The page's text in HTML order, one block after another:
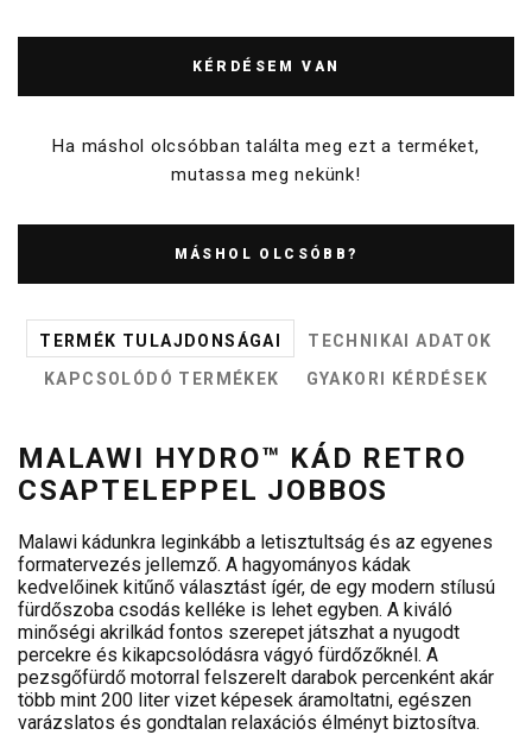
KÉRDÉSEM VAN
Ha máshol olcsóbban találta meg ezt a terméket,
mutassa meg nekünk!
MÁSHOL OLCSÓBB?
TERMÉK TULAJDONSÁGAI
TECHNIKAI ADATOK
KAPCSOLÓDÓ TERMÉKEK
GYAKORI KÉRDÉSEK
MALAWI HYDRO™ KÁD RETRO
CSAPTELEPPEL JOBBOS
Malawi kádunkra leginkább a letisztultság és az egyenes
formatervezés jellemző. A hagyományos kádak
kedvelőinek kitűnő választást ígér, de egy modern stílusú
fürdőszoba csodás kelléke is lehet egyben. A kiváló
minőségi akrilkád fontos szerepet játszhat a nyugodt
percekre és kikapcsolódásra vágyó fürdőzőknél. A
pezsgőfürdő motorral felszerelt darabok percenként akár
több mint 200 liter vizet képesek áramoltatni, egészen
varázslatos és gondtalan relaxációs élményt biztosítva.